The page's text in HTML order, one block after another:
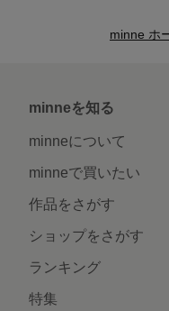
minne ホ
minneを知る
minneについて
minneで買いたい
作品をさがす
ショップをさがす
ランキング
特集